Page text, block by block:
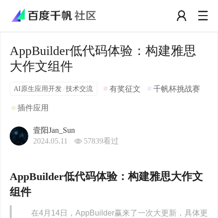
AppBuilder低代码体验：构建雅思
大作文组件
AI原生应用开发 /技术交流 有奖征文 千帆杯挑战赛
插件应用
壹阳Jan_Sun
2024.05.11
57839看过
AppBuilder低代码体验：构建雅思大作文
组件
        在4月14日，AppBuilder赢来了一次大更新，具体更